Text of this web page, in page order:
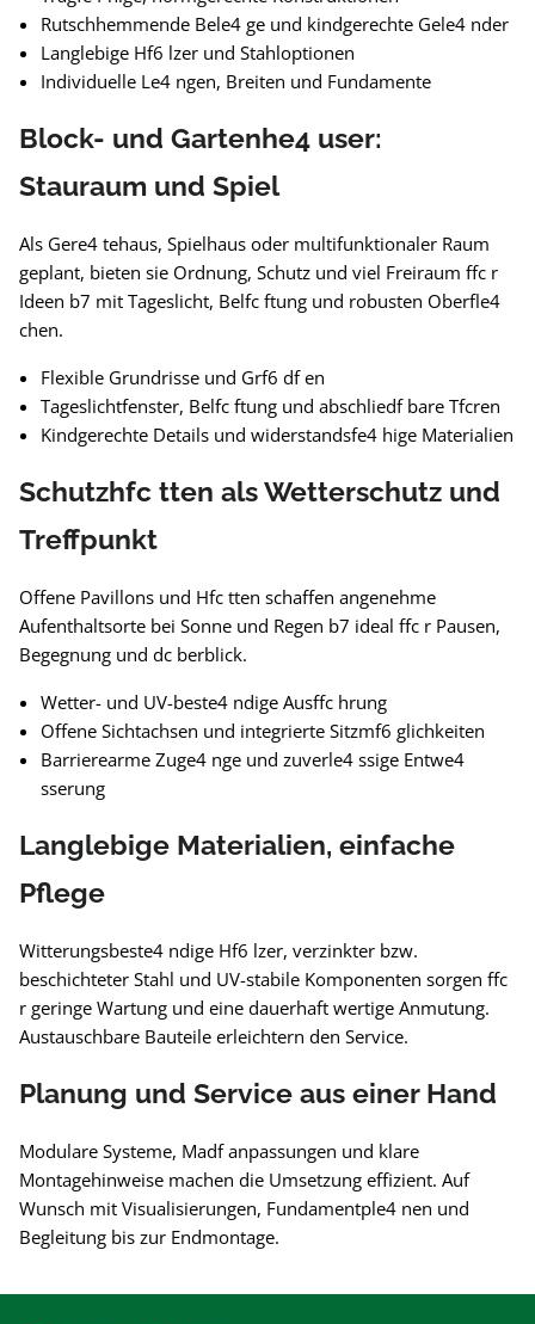
Rutschhemmende Bele4 ge und kindgerechte Gele4 nder
Langlebige Hf6 lzer und Stahloptionen
Individuelle Le4 ngen, Breiten und Fundamente
Block- und Gartenhe4 user:
Stauraum und Spiel
Als Gere4 tehaus, Spielhaus oder multifunktionaler Raum
geplant, bieten sie Ordnung, Schutz und viel Freiraum ffc r
Ideen b7 mit Tageslicht, Belfc ftung und robusten Oberfle4
chen.
Flexible Grundrisse und Grf6 df en
Tageslichtfenster, Belfc ftung und abschliedf bare Tfcren
Kindgerechte Details und widerstandsfe4 hige Materialien
Schutzhfc tten als Wetterschutz und
Treffpunkt
Offene Pavillons und Hfc tten schaffen angenehme
Aufenthaltsorte bei Sonne und Regen b7 ideal ffc r Pausen,
Begegnung und dc berblick.
Wetter- und UV-beste4 ndige Ausffc hrung
Offene Sichtachsen und integrierte Sitzmf6 glichkeiten
Barrierearme Zuge4 nge und zuverle4 ssige Entwe4
sserung
Langlebige Materialien, einfache
Pflege
Witterungsbeste4 ndige Hf6 lzer, verzinkter bzw.
beschichteter Stahl und UV-stabile Komponenten sorgen ffc
r geringe Wartung und eine dauerhaft wertige Anmutung.
Austauschbare Bauteile erleichtern den Service.
Planung und Service aus einer Hand
Modulare Systeme, Madf anpassungen und klare
Montagehinweise machen die Umsetzung effizient. Auf
Wunsch mit Visualisierungen, Fundamentple4 nen und
Begleitung bis zur Endmontage.